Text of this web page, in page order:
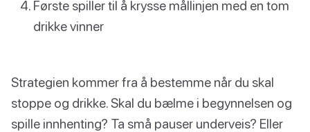
Første spiller til å krysse mållinjen med en tom
drikke vinner
Strategien kommer fra å bestemme når du skal
stoppe og drikke. Skal du bælme i begynnelsen og
spille innhenting? Ta små pauser underveis? Eller